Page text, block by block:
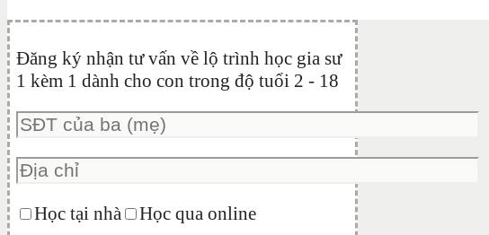
Đăng ký nhận tư vấn về lộ trình học gia sư
1 kèm 1 dành cho con trong độ tuổi 2 - 18
Học tại nhà Học qua online